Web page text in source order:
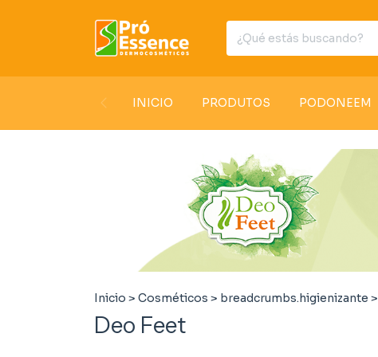
INICIO PRODUTOS PODONEEM
Inicio > Cosméticos > breadcrumbs.higienizante >
Deo Feet